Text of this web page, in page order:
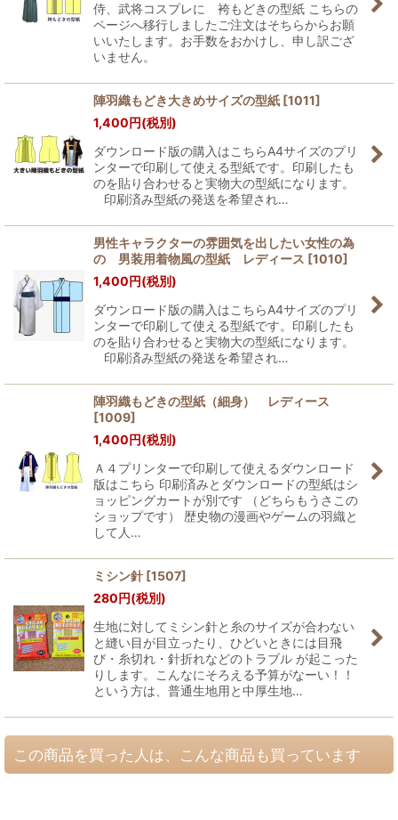
侍、武将コスプレに 袴もどきの型紙 こちらの
ページへ移行しましたご注文はそちらからお願
いいたします。お手数をおかけし、申し訳ござ
いません。
陣羽織もどき大きめサイズの型紙 [1011]
1,400円(税別)
ダウンロード版の購入はこちらA4サイズのプリ
ンターで印刷して使える型紙です。印刷したも
のを貼り合わせると実物大の型紙になります。
印刷済み型紙の発送を希望され…
男性キャラクターの雰囲気を出したい女性の為
の 男装用着物風の型紙 レディース [1010]
1,400円(税別)
ダウンロード版の購入はこちらA4サイズのプリ
ンターで印刷して使える型紙です。印刷したも
のを貼り合わせると実物大の型紙になります。
印刷済み型紙の発送を希望され…
陣羽織もどきの型紙（細身） レディース
[1009]
1,400円(税別)
Ａ４プリンターで印刷して使えるダウンロード
版はこちら 印刷済みとダウンロードの型紙はシ
ョッピングカートが別です （どちらもうさこの
ショップです） 歴史物の漫画やゲームの羽織と
して人…
ミシン針 [1507]
280円(税別)
生地に対してミシン針と糸のサイズが合わない
と縫い目が目立ったり、ひどいときには目飛
び・糸切れ・針折れなどのトラブル が起こった
りします。こんなにそろえる予算がなーい！！
という方は、普通生地用と中厚生地…
この商品を買った人は、こんな商品も買っています